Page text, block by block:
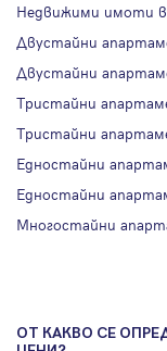
Недвижими имоти
Двустайни
Двустайни
Тристайни
Тристайни
Едностайни
Едностайни
Многостайни
ОТ КАКВО СЕ